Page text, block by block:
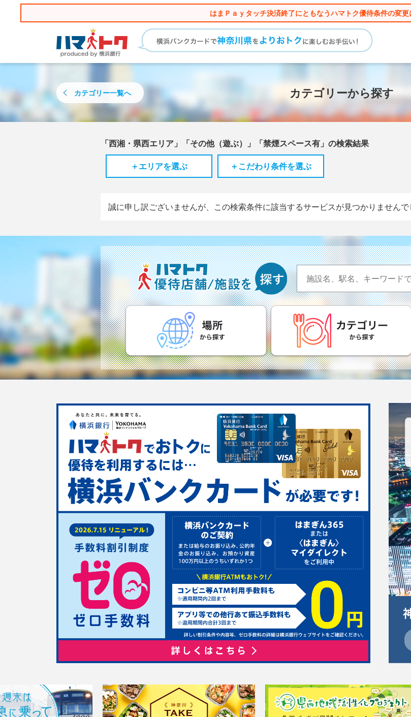
はまＰａｙタッチ決済終了にともなうハマトク優待条件の変
カテゴリーから探す
カテゴリー一覧へ
「西湘・県西エリア」「その他（遊ぶ）」「禁煙スペース有」の検索結果
＋エリアを選ぶ
＋こだわり条件を選ぶ
誠に申し訳ございませんが、この検索条件に該当するサービスが見つかりませんで